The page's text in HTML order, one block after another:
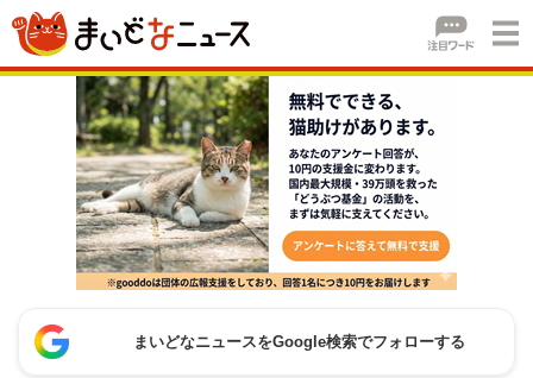
まいどなニュースをGoogle検索でフォローする